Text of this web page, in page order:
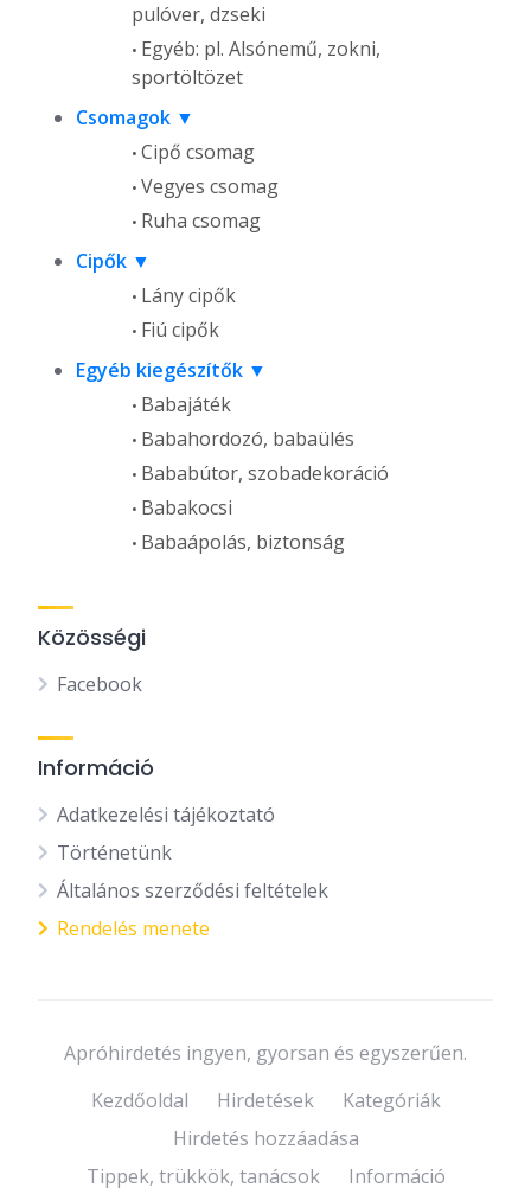
pulóver, dzseki
Egyéb: pl. Alsónemű, zokni,
sportöltözet
Csomagok
Cipő csomag
Vegyes csomag
Ruha csomag
Cipők
Lány cipők
Fiú cipők
Egyéb kiegészítők
Babajáték
Babahordozó, babaülés
Bababútor, szobadekoráció
Babakocsi
Babaápolás, biztonság
Közösségi
Facebook
Információ
Adatkezelési tájékoztató
Történetünk
Általános szerződési feltételek
Rendelés menete
Apróhirdetés ingyen, gyorsan és egyszerűen.
Kezdőoldal
Hirdetések
Kategóriák
Hirdetés hozzáadása
Tippek, trükkök, tanácsok
Információ